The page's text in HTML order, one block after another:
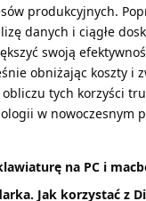
produkcyjnych.
danych i ciągłe
swoją
obniżając koszty i
tych korzyści
w nowoczesnym
na PC i
Jak korzystać z